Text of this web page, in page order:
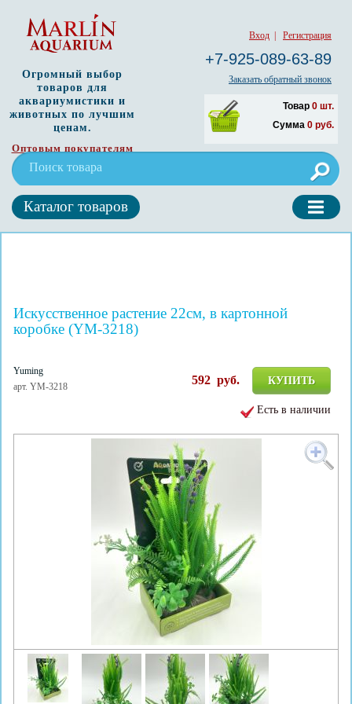
Вход Регистрация
+7-925-089-63-89
Заказать обратный звонок
Товар 0 шт.
Сумма 0 руб.
Огромный выбор
товаров для
аквариумистики и
животных по лучшим
ценам.
Оптовым покупателям
Каталог товаров
Искусственное растение 22см, в картонной
коробке (YM-3218)
Yuming
арт. YM-3218
КУПИТЬ
592 руб.
Есть в наличии